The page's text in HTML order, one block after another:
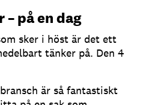
på en dag
sker i höst är det ett
tänker på. Den 4
är så fantastiskt